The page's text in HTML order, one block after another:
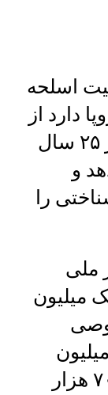
اسلحه
دارد از
جمله ماده‌ای که به افراد زیر ۲۵ سال
و
را
۲۰۲۱ مرکز ملی
میلیون
نفر در مجموع ۵ میلیون و ۷۰۰ هزار